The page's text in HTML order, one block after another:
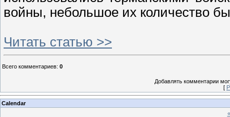
войны, небольшое их количество
Читать статью >>
Всего комментариев: 0
Добавлять комментарии
[
Calendar
«